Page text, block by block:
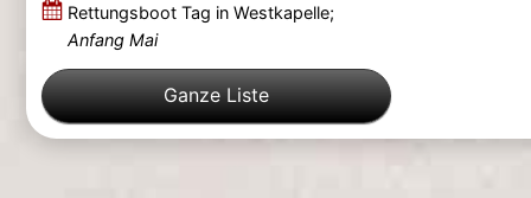
Rettungsboot Tag in Westkapelle;
Anfang Mai
Ganze Liste